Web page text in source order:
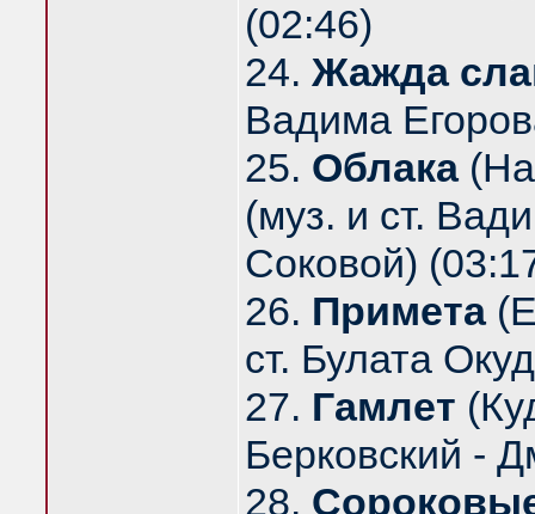
(02:46)
24. Жажда
Вадима
25. Облака
(муз. и ст.
Соковой)
26. Примета
ст. Булата
27. Гамлет
Берковский -
28.